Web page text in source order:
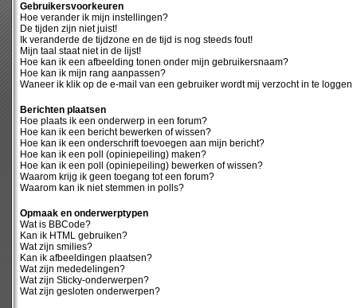
Gebruikersvoorkeuren
Hoe verander ik mijn instellingen?
De tijden zijn niet juist!
Ik veranderde de tijdzone en de tijd is nog steeds fout!
Mijn taal staat niet in de lijst!
Hoe kan ik een afbeelding tonen onder mijn gebruikersnaam?
Hoe kan ik mijn rang aanpassen?
Waneer ik klik op de e-mail van een gebruiker wordt mij verzocht in te loggen
Berichten plaatsen
Hoe plaats ik een onderwerp in een forum?
Hoe kan ik een bericht bewerken of wissen?
Hoe kan ik een onderschrift toevoegen aan mijn bericht?
Hoe kan ik een poll (opiniepeiling) maken?
Hoe kan ik een poll (opiniepeiling) bewerken of wissen?
Waarom krijg ik geen toegang tot een forum?
Waarom kan ik niet stemmen in polls?
Opmaak en onderwerptypen
Wat is BBCode?
Kan ik HTML gebruiken?
Wat zijn smilies?
Kan ik afbeeldingen plaatsen?
Wat zijn mededelingen?
Wat zijn Sticky-onderwerpen?
Wat zijn gesloten onderwerpen?